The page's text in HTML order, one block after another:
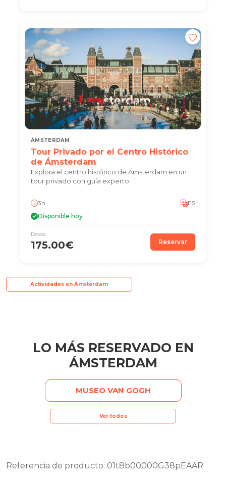
ÁMSTERDAM
Tour Privado por el Centro Histórico
de Ámsterdam
Explora el centro histórico de Ámsterdam en un
tour privado con guía experto
3h
ES
Disponible hoy
Desde
175.00€ Reservar
Actividades en Ámsterdam
LO MÁS RESERVADO EN
ÁMSTERDAM
MUSEO VAN GOGH
Ver todos
Referencia de producto: 01t8b00000G38pEAAR